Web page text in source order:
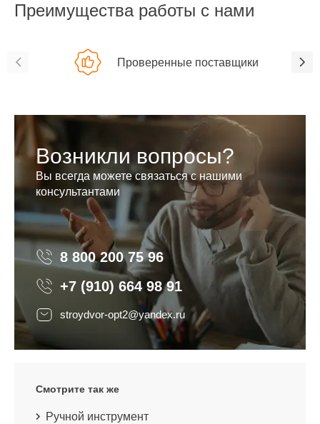
Преимущества работы с нами
Проверенные поставщики
Возникли вопросы?
Вы всегда можете связаться с нашими
консультантами
8 800 200 75 96 8 800 200 75 96
+7 (910) 664 98 91
stroydvor-opt2@yandex.ru
Смотрите так же
Ручной инструмент